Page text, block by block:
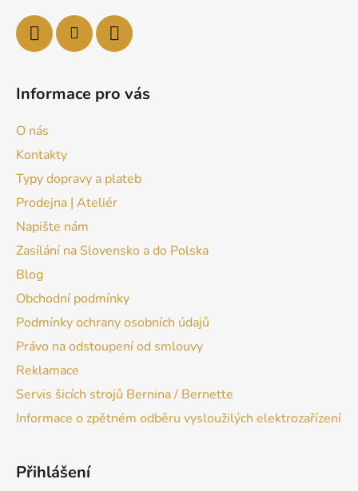
Informace pro vás
O nás
Kontakty
Typy dopravy a plateb
Prodejna | Ateliér
Napište nám
Zasílání na Slovensko a do Polska
Blog
Obchodní podmínky
Podmínky ochrany osobních údajů
Právo na odstoupení od smlouvy
Reklamace
Servis šicích strojů Bernina / Bernette
Informace o zpětném odběru vysloužilých elektrozařízení
Přihlášení